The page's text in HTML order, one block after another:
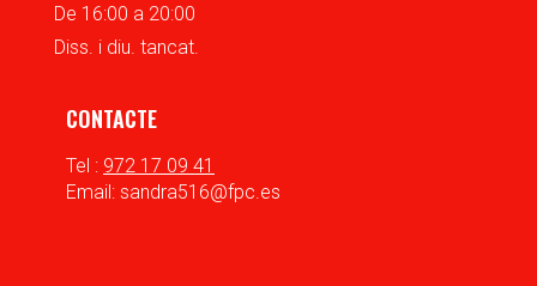
De 16:00 a 20:00
Diss. i diu. tancat.
CONTACTE
Tel : 972 17 09 41
Email: sandra516@fpc.es